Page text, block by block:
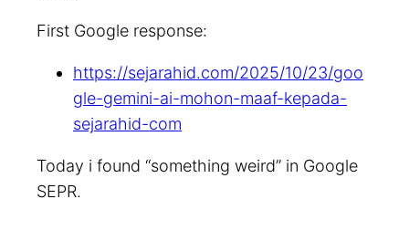
First Google response:
https://sejarahid.com/2025/10/23/goo
gle-gemini-ai-mohon-maaf-kepada-
sejarahid-com
Today i found “something weird” in Google
SEPR.